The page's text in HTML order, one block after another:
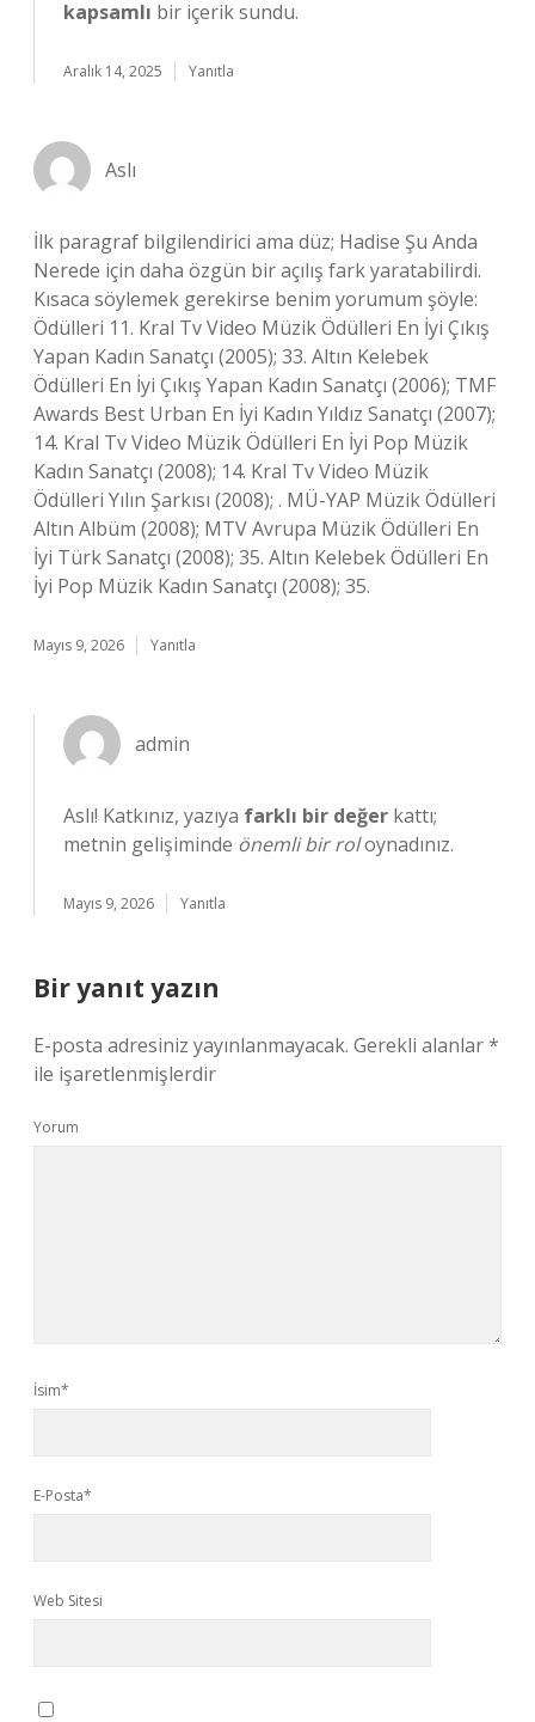
kapsamlı bir içerik sundu.
Aralık 14, 2025 Yanıtla
Aslı
İlk paragraf bilgilendirici ama düz; Hadise Şu Anda
Nerede için daha özgün bir açılış fark yaratabilirdi.
Kısaca söylemek gerekirse benim yorumum şöyle:
Ödülleri 11. Kral Tv Video Müzik Ödülleri En İyi Çıkış
Yapan Kadın Sanatçı (2005); 33. Altın Kelebek
Ödülleri En İyi Çıkış Yapan Kadın Sanatçı (2006); TMF
Awards Best Urban En İyi Kadın Yıldız Sanatçı (2007);
14. Kral Tv Video Müzik Ödülleri En İyi Pop Müzik
Kadın Sanatçı (2008); 14. Kral Tv Video Müzik
Ödülleri Yılın Şarkısı (2008); . MÜ-YAP Müzik Ödülleri
Altın Albüm (2008); MTV Avrupa Müzik Ödülleri En
İyi Türk Sanatçı (2008); 35. Altın Kelebek Ödülleri En
İyi Pop Müzik Kadın Sanatçı (2008); 35.
Mayıs 9, 2026 Yanıtla
admin
Aslı! Katkınız, yazıya farklı bir değer kattı;
metnin gelişiminde önemli bir roloynadınız.
Mayıs 9, 2026 Yanıtla
Bir yanıt yazın
E-posta adresiniz yayınlanmayacak. Gerekli alanlar*
ile işaretlenmişlerdir
Yorum
İsim*
E-Posta*
Web Sitesi